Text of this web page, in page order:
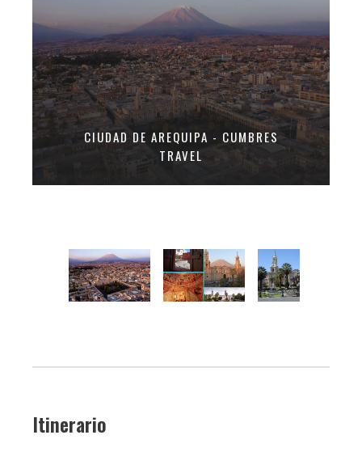
CIUDAD DE AREQUIPA - CUMBRES
TRAVEL
Itinerario